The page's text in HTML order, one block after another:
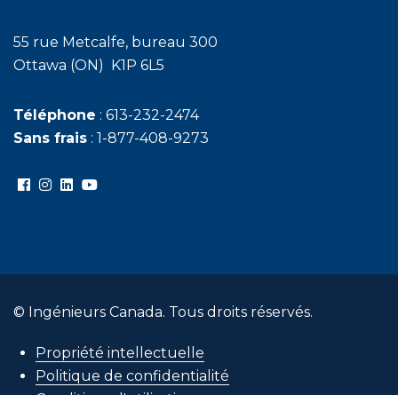
55 rue Metcalfe, bureau 300
Ottawa (ON) K1P 6L5
Téléphone : 613-232-2474
Sans frais : 1-877-408-9273
© Ingénieurs Canada. Tous droits réservés.
Propriété intellectuelle
Politique de confidentialité